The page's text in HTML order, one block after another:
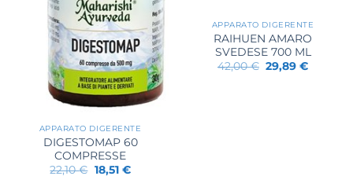
APPARATO DIGERENTE
DIGESTOMAP 60
COMPRESSE
22,10€ Il
prezzo
18,51 €Il
APPARATO DIGERENTE
RAIHUEN AMARO
SVEDESE 700 ML
42,00€ Il
prezzo
29,89€Il